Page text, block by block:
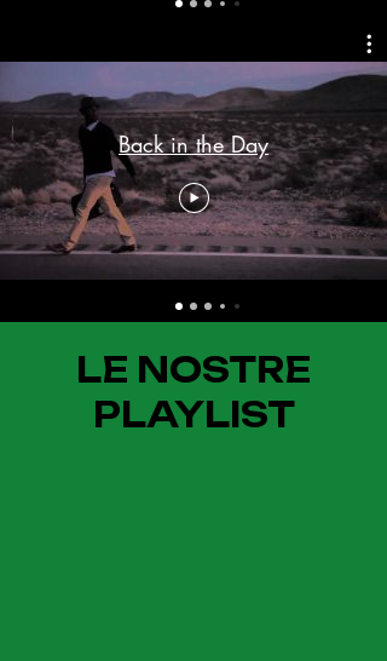
Back in the Day
LE NOSTRE
PLAYLIST